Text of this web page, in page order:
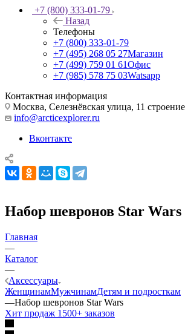
+7 (800) 333-01-79
Назад
Телефоны
+7 (800) 333-01-79
+7 (495) 268 05 27Магазин
+7 (499) 759 01 61Офис
+7 (985) 578 75 03Watsapp
Контактная информация
Москва, Селезнёвская улица, 11
info@arcticexplorer.ru
Вконтакте
Набор шевронов Star Wars
Главная
—
Каталог
—
Аксессуары
ЖенщинамМужчинамДетям и подросткам
—Набор шевронов Star Wars
Хит продаж 1500+ заказов